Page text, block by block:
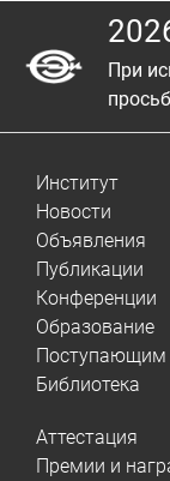
При
Институт
Новости
Объявления
Публикации
Конференции
Образование
Поступающим
Библиотека
Аттестация
Премии и